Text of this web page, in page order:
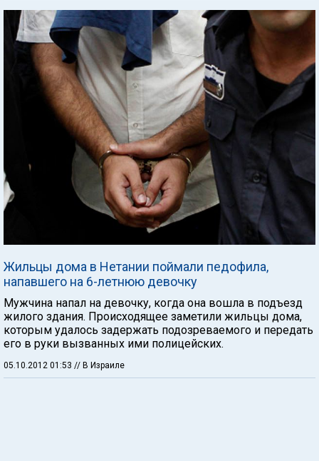
Жильцы дома в Нетании поймали педофила,
напавшего на 6-летнюю девочку
Мужчина напал на девочку, когда она вошла в подъезд
жилого здания. Происходящее заметили жильцы дома,
которым удалось задержать подозреваемого и передать
его в руки вызванных ими полицейских.
05.10.2012 01:53 // В Израиле